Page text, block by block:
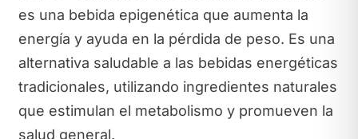
es una bebida epigenética que aumenta la
energía y ayuda en la pérdida de peso. Es una
alternativa saludable a las bebidas energéticas
tradicionales, utilizando ingredientes naturales
que estimulan el metabolismo y promueven la
salud general.